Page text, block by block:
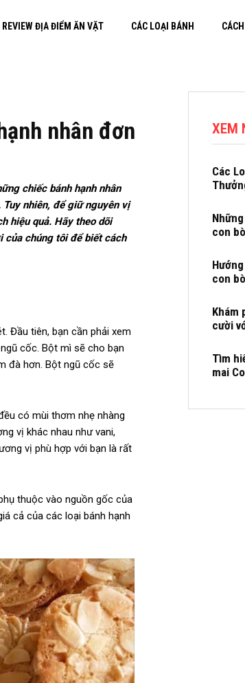
REVIEW ĐỊA ĐIỂM ĂN VẶT CÁC LOẠI BÁNH
nhân đơn
chiếc bánh hạnh nhân
nhiên, để giữ nguyên vị
hiệu quả. Hãy theo dõi
của chúng tôi để biết cách
Đầu tiên, bạn cần phải xem
cốc. Bột mì sẽ cho bạn
đà hơn. Bột ngũ cốc sẽ
có mùi thơm nhẹ nhàng
vị khác nhau như vani,
vị phù hợp với bạn là rất
thuộc vào nguồn gốc của
cả của các loại bánh hạnh
XEM
Các
con
con
Khám
cười
Tìm
mai